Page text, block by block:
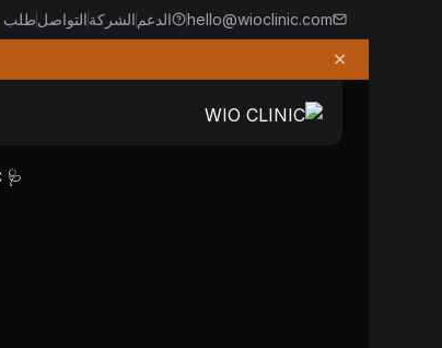
hello@wioclinic.com الدعم الشركةالتواصلطلب
✕
🩺 WIO CLINIC — إدارة عيادات مدعومة بالذكاء الاصطناعي لأكثر من 18 تخصصاً.